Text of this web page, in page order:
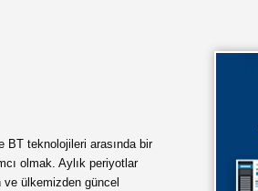
BT teknolojileri arasında bir
olmak. Aylık periyotlar
ülkemizden güncel